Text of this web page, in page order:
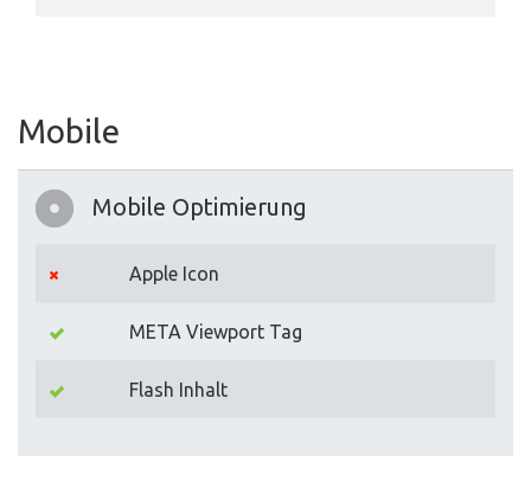
Mobile
Mobile Optimierung
Apple Icon
META Viewport Tag
Flash Inhalt